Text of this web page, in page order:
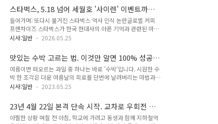
게 웃돌고 있습니다. 특히 점심 메뉴로 인기가 많은 김치찌개, 된
장찌개 ..
정체성을 표현할 수 있는 소비를 선호합니다.이러한 변화의 중심
에는 '제철코어', '필코노미', '나노 커뮤니티'와 같은 새로운 키워
드들이 자리하고 있습니다. 이 글에서는 2026년 MZ세대의 소
비 및 라이프스타일 트렌드를 깊이 있게 분석하고, 실용적인 인
사이트를 제공합니다.제철코어: 계절감과 감성을 담은 소비제철
적극적으로 즐기는 라이프스타일 트렌드입니다. MZ세대는 단순
히 날씨에 맞춰 옷을 입는 ..
스타벅스, 5.18 넘어 세월호 '사이렌' 이벤트까
지…기업의 반복되는 역사 인식 부재 논란
들어가며: 또다시 불거진 스타벅스 역사 인식 논란글로벌 커피
프랜차이즈 스타벅스가 한국 현대사의 아픈 기억과 관련된 마케
팅 실수로 또다시 도마 위에 올랐다. 최근 5.18 민주화운동 기념
추모 기간에 진행했던 '사이렌' 이벤트까지 재조명되면서 기업의
반복적인 역사 인식 부재 문제가 수면 위로 떠올랐다. 단순히 한
두 번의 실수로 치부하기에는, 스타벅스의 이러한 행보가 너무나
반복적이라는 점에서 많은 이들의 공분을 사고 있다.5.18 '탱크
데이' 논란의 전말올해 5월 18일, 광주 민주화운동을 기리는 추
탱크는 스타벅스 매장에서 사용하는 대용량 음료 용기를 가리키
는 용어지만, 5.18 당..
시사:일반 2026.05.25
맛있는 수박 고르는 법. 이것만 알면 100% 성공
합니다.
여름이면 떠오르는 과일 중 하나는 바로 '수박'입니다. 시원한 수
박 한 조각은 더운 여름날의 피로를 단번에 날려버리는 마법과
같죠. 하지만 수박을 고르는 것은 생각보다 쉽지 않습니다. 그래
1. 색상확인 수박의 색상은 그 품질을 판단하는 첫 번째 기준입
니다. 수박의 겉 색상이 깊은 녹색이고, 반대편(땅에 닿아 있던
부분)의 색상이 노란색이면서 균일하게 익은 것으로 보이면 좋
시사:일반 2023.05.25
23년 4월 22일 본격 단속 시작. 교차로 우회전 이
것만 숙지하세요!
아찔한 상황 며칠 전 아침, 학교에 가려고 동생과 함께 지하철역